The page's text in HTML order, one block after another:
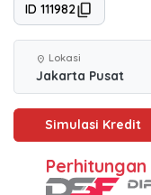
ID 111982
location_on Lokasi
Jakarta Pusat
Simulasi Kredit
Perhitungan